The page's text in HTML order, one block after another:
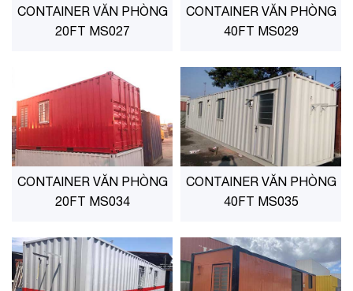
CONTAINER VĂN PHÒNG
20FT MS027
CONTAINER VĂN PHÒNG
40FT MS029
CONTAINER VĂN PHÒNG
20FT MS034
CONTAINER VĂN PHÒNG
40FT MS035